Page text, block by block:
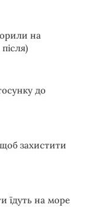
на
до
захистити
їдуть на море